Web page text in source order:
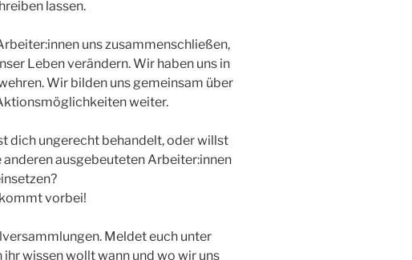
lassen.
uns zusammenschließen,
Leben verändern. Wir haben uns in
Wir bilden uns gemeinsam über
weiter.
dich ungerecht behandelt, oder willst
ausgebeuteten Arbeiter:innen
vorbei!
Meldet euch unter
ihr wissen wollt wann und wo wir uns